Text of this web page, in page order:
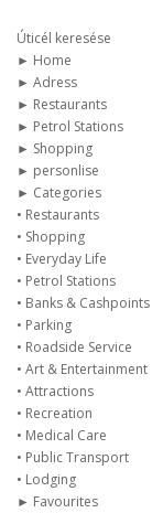
Úticél keresése
► Home
► Adress
► Restaurants
► Petrol Stations
► Shopping
► personlise
► Categories
• Restaurants
• Shopping
• Everyday Life
• Petrol Stations
• Banks & Cashpoints
• Parking
• Roadside Service
• Art & Entertainment
• Attractions
• Recreation
• Medical Care
• Public Transport
• Lodging
► Favourites